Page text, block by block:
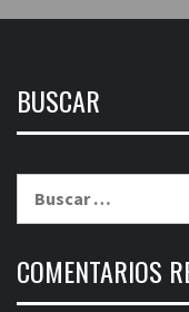
BUSCAR
COMENTARIOS